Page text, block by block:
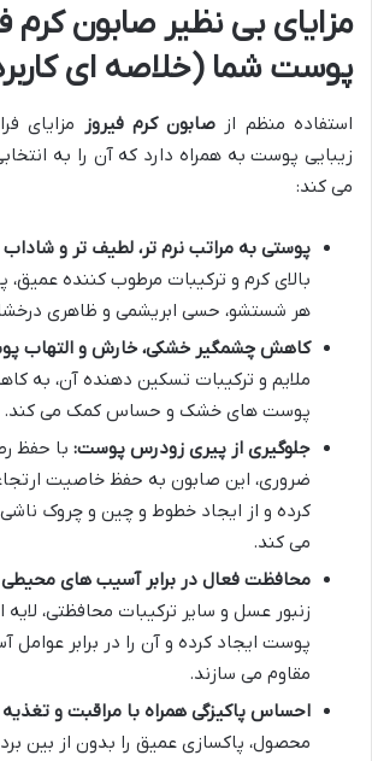
مزایای بی نظیر صابون کرم
پوست شما (خلاصه ای
استفاده منظم از صابون کرم فیروز مزایای
زیبایی پوست به همراه دارد که آن را به
می کند:
پوستی به مراتب نرم تر، لطیف تر و شاداب
بالای کرم و ترکیبات مرطوب کننده
هر شستشو، حسی ابریشمی و ظاهری
کاهش چشمگیر خشکی، خارش و التهاب
ملایم و ترکیبات تسکین دهنده آن، به
پوست های خشک و حساس کمک می کند.
جلوگیری از پیری زودرس پوست: با حفظ
ضروری، این صابون به حفظ خاصیت
کرده و از ایجاد خطوط و چین و چروک
می کند.
محافظت فعال در برابر آسیب های محیطی
زنبور عسل و سایر ترکیبات محافظتی، لایه
پوست ایجاد کرده و آن را در برابر
مقاوم می سازند.
احساس پاکیزگی همراه با مراقبت و
محصول، پاکسازی عمیق را بدون از بین